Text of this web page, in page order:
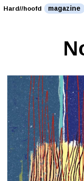
Hard//hoofd magazine